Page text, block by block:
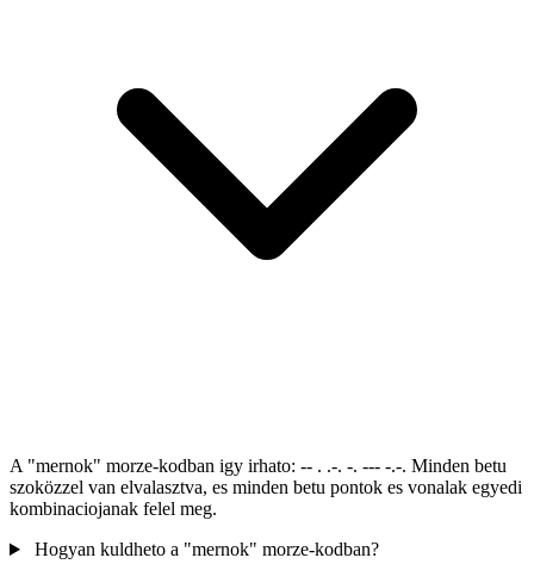
A "mernok" morze-kodban igy irhato: -- . .-. -. --- -.-. Minden betu
szoközzel van elvalasztva, es minden betu pontok es vonalak egyedi
kombinaciojanak felel meg.
Hogyan kuldheto a "mernok" morze-kodban?